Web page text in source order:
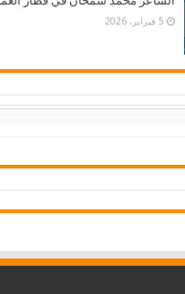
5 فبراير، 2026